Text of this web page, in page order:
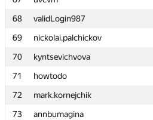
68
validLogin987
69
nickolai.palchickov
70
kyntsevichvova
71
howtodo
72
mark.kornejchik
73
annbumagina
68
validLogin987
69
nickolai.palchickov
70
kyntsevichvova
71
howtodo
72
mark.kornejchik
73
annbumagina